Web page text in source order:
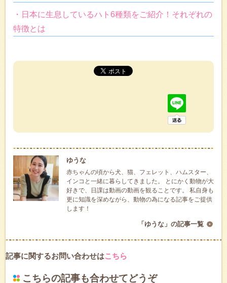
・日本に生息しているハト6種類をご紹介！それぞれの
特徴とは
ゆうな
赤ちゃんの頃から犬、猫、フェレット、ハムスター、
インコと一緒に暮らしてきました。 とにかく動物が大
好きで、日課は動画の動画を観ることです。 私自身も
更に知識を深めながら、動物の為になる記事をご提供
します！
「ゆうな」の記事一覧
記事に関するお問い合わせはこちら
こちらの記事も合わせてどうぞ